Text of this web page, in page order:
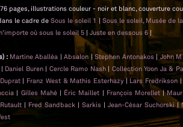
pages, illustrations couleur - noir et blanc, couverture
le cadre deSous le soleil 1 | Sous le soleil, Musée de
où sous le soleil 5 | Juste en dessous 6 |
: Martine Aballéa |Absalon |Stephen Antonakos|John
| Daniel Buren| Cercle Ramo Nash| Collection Yoon Ja &
| Franz West & Mathis Esterhazy|Lars Fredrikson
| Gilles Mahé| Éric Maillet | François Morellet|
| Fred Sandback| Sarkis | Jean-César Suchorski|